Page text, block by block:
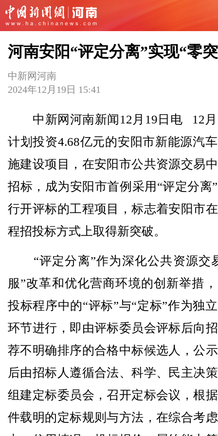
河南安阳“评定分离”实现“零
中新网河南
2024年12月19日 15:41
中新网河南新闻12月19日电 12月
计划投资4.68亿元的安阳市新能源汽
施建设项目，在安阳市公共资源交易
招标，成为安阳市首例采用“评定分离
行开评标的工程项目，标志着安阳市
程招投标方式上取得新突破。
“评定分离”作为深化公共资源交
服”改革和优化营商环境的创新举措
投标程序中的“评标”与“定标”作为独
环节进行，即由评标委员会评标后向
荐不明确排序的合格中标候选人，公
后由招标人遵循合法、科学、民主决
组建定标委员会，召开定标会议，根
件载明的定标规则与方法，在综合考